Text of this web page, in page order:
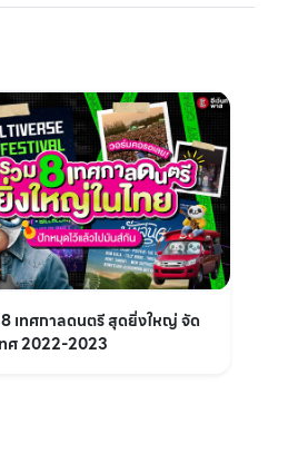
เทศกาลดนตรี สุดยิ่งใหญ่ จัด
ทศ 2022-2023